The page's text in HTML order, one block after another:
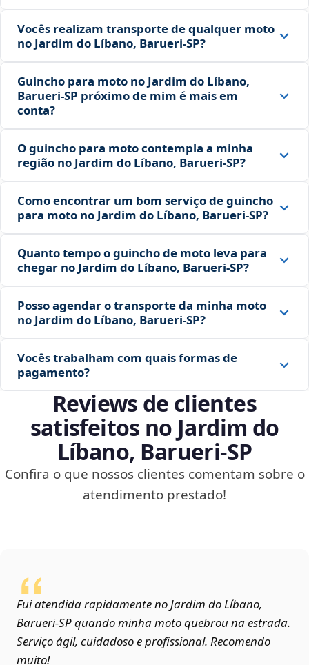
Vocês realizam transporte de qualquer moto
no Jardim do Líbano, Barueri‑SP?
Guincho para moto no Jardim do Líbano,
Barueri‑SP próximo de mim é mais em
conta?
O guincho para moto contempla a minha
região no Jardim do Líbano, Barueri‑SP?
Como encontrar um bom serviço de guincho
para moto no Jardim do Líbano, Barueri‑SP?
Quanto tempo o guincho de moto leva para
chegar no Jardim do Líbano, Barueri‑SP?
Posso agendar o transporte da minha moto
no Jardim do Líbano, Barueri‑SP?
Vocês trabalham com quais formas de
pagamento?
Reviews de clientes
satisfeitos no Jardim do
Líbano, Barueri‑SP
Confira o que nossos clientes comentam sobre o
atendimento prestado!
Fui atendida rapidamente no Jardim do Líbano,
Barueri‑SP quando minha moto quebrou na estrada.
Serviço ágil, cuidadoso e profissional. Recomendo
muito!